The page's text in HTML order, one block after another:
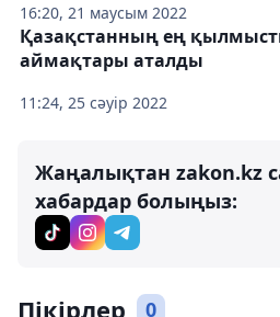
16:20, 21 маусым 2022
11:24, 25 сәуір 2022
Қазақстанның ең
аймақтары аталды
Жаңалықтан zakon.kz
хабардар болыңыз:
Пікірлер 0